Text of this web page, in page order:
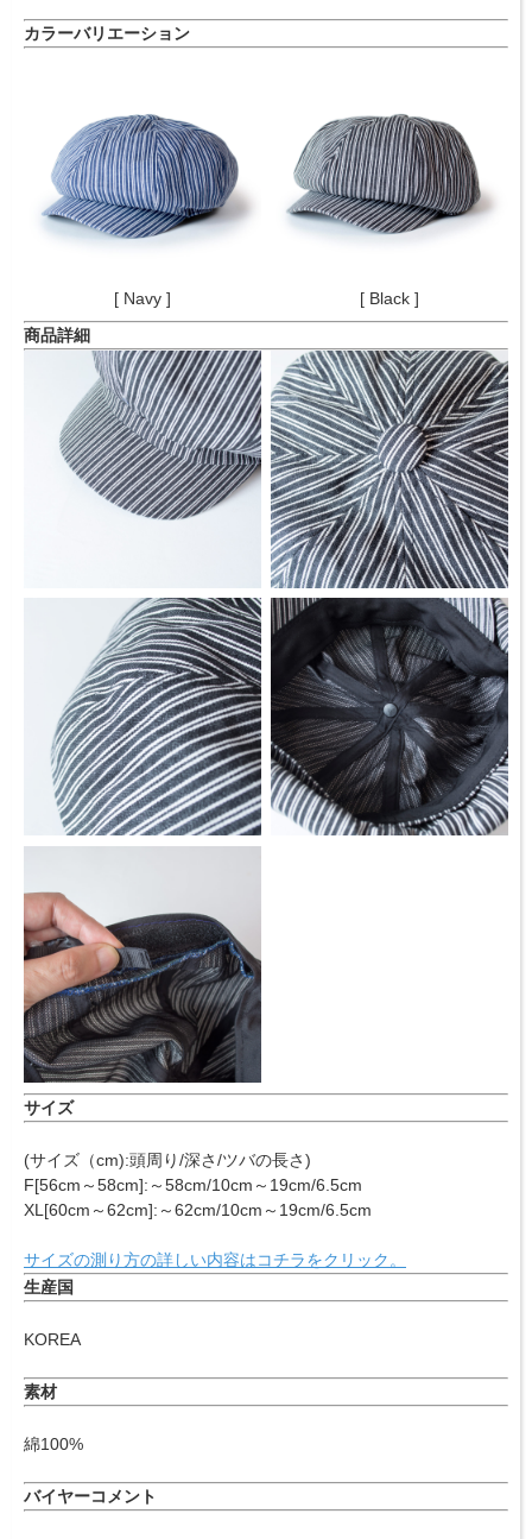
カラーバリエーション
[ Navy ]
[ Black ]
商品詳細
サイズ
(サイズ（cm):頭周り/深さ/ツバの長さ)
F[56cm～58cm]:～58cm/10cm～19cm/6.5cm
XL[60cm～62cm]:～62cm/10cm～19cm/6.5cm
サイズの測り方の詳しい内容はコチラをクリック。
生産国
KOREA
素材
綿100%
バイヤーコメント